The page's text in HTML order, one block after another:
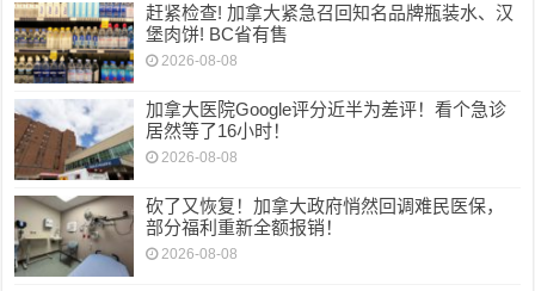
赶紧检查! 加拿大紧急召回知名品牌瓶装水、汉
堡肉饼! BC省有售
2026-08-08
加拿大医院Google评分近半为差评！看个急诊
居然等了16小时！
2026-08-08
砍了又恢复！加拿大政府悄然回调难民医保，
部分福利重新全额报销！
2026-08-08